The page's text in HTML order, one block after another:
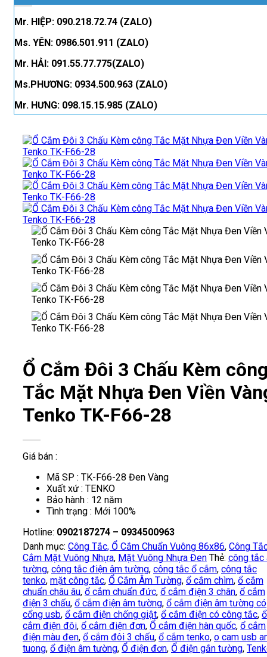
Mr. HIỆP: 090.218.72.74 (ZALO)
Ms. YÊN: 0986.501.911 (ZALO)
Mr. HẢI: 091.55.77.775(ZALO)
Ms.PHƯƠNG: 0934.500.963 (ZALO)
Mr. HƯNG: 098.15.15.985 (ZALO)
Ổ Cắm Đôi 3 Chấu Kèm
Tắc Mặt Nhựa Đen Viền
Tenko TK-F66-28
Giá bán :
Mã SP : TK-F66-28 Đen Vàng
Xuất xứ : TENKO
Bảo hành : 12 năm
Tình trạng : Mới 100%
Hotline: 0902187274 – 0934500963
Danh mục: Công Tắc, Ổ Cắm Chuẩn Vuông 86x86, Công
Cắm Mặt Vuông Nhựa, Mặt Vuông Nhựa Đen Thẻ: công tắc
tường, công tắc điện âm tường, công tắc ổ cắm, công tắc
tenko, mặt công tắc, Ổ Cắm Âm Tường, ổ cắm chìm, ổ cắm
chuẩn châu âu, ổ cắm chuẩn đức, ổ cắm điện 3 chân, ổ cắm
điện 3 chấu, ổ cắm điện âm tường, ổ cắm điện âm tường có
cổng usb, ổ cắm điện chống giật, ổ cắm điện có công tắc, ổ
cắm điện đôi, ổ cắm điện đơn, Ổ cắm điện hàn quốc, ổ cắm
điện màu đen, ổ cắm đôi 3 chấu, ổ cắm tenko, o cam usb
tuong, ổ điện âm tường, Ổ điện đơn, Ổ điện gắn tường,